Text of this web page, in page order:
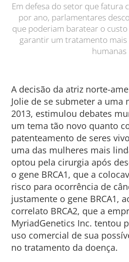
Em defesa do setor que fatura
por ano, parlamentares
que poderiam baratear o
garantir um tratamento mais
humanas
A decisão da atriz norte-
Jolie de se submeter a uma
2013, estimulou debates
um tema tão novo quanto
patenteamento de seres
uma das mulheres mais
optou pela cirurgia após
o gene BRCA1, que a
risco para ocorrência de
justamente o gene BRCA1,
correlato BRCA2, que a
MyriadGenetics Inc. tentou
uso comercial de sua
no tratamento da doença.